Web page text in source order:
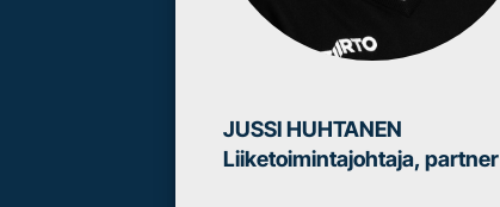
JUSSI HUHTANEN
Liiketoimintajohtaja, partner